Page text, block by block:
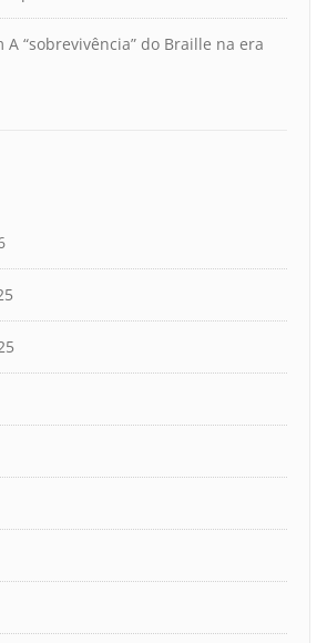
A “sobrevivência” do Braille na era